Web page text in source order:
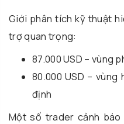
Giới phân tích kỹ thuật
trợ quan trọng:
87.000 USD – vùng
80.000 USD –
định
Một số trader cảnh báo